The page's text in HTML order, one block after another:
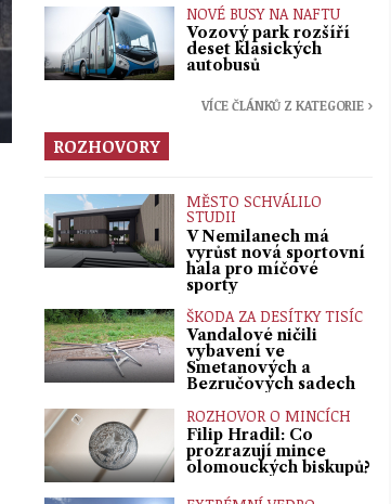
NOVÉ BUSY NA NAFTU
Vozový park rozšíří
deset klasických
autobusů
VÍCE ČLÁNKŮ Z KATEGORIE ›
ROZHOVORY
MĚSTO SCHVÁLILO
STUDII
V Nemilanech má
vyrůst nová sportovní
hala pro míčové
sporty
ŠKODA ZA DESÍTKY TISÍC
Vandalové ničili
vybavení ve
Smetanových a
Bezručových sadech
ROZHOVOR O MINCÍCH
Filip Hradil: Co
prozrazují mince
olomouckých biskupů?